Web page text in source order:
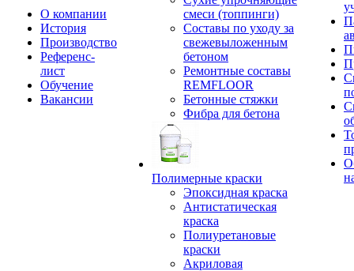
О компании
История
Производство
Референс-
лист
Обучение
Вакансии
смеси (топпинги)
Составы по уходу за
свежевыложенным
бетоном
Ремонтные составы
REMFLOOR
Бетонные стяжки
Фибра для бетона
Полимерные краски
Эпоксидная краска
Антистатическая
краска
Полиуретановые
краски
Акриловая